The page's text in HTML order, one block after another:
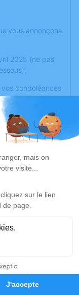
Hommages
vous annonçons
2025 (ne pas
condoléances
hommage